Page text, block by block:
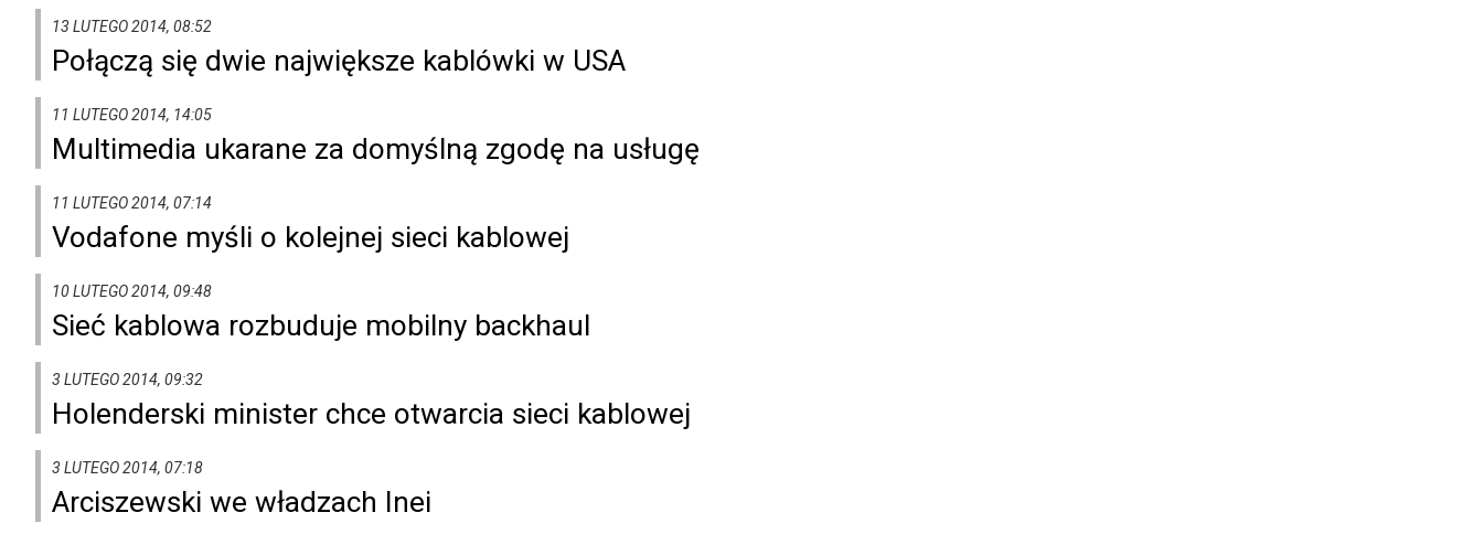
13 LUTEGO 2014, 08:52
Połączą się dwie największe kablówki w USA
11 LUTEGO 2014, 14:05
Multimedia ukarane za domyślną zgodę na usługę
11 LUTEGO 2014, 07:14
Vodafone myśli o kolejnej sieci kablowej
10 LUTEGO 2014, 09:48
Sieć kablowa rozbuduje mobilny backhaul
3 LUTEGO 2014, 09:32
Holenderski minister chce otwarcia sieci kablowej
3 LUTEGO 2014, 07:18
Arciszewski we władzach Inei